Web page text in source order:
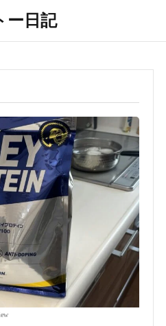
ー日記